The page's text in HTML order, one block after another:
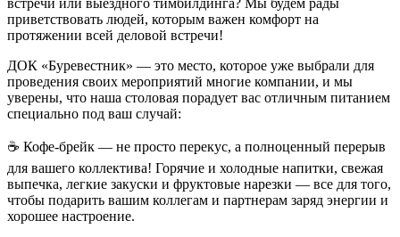
приветствовать людей, которым важен комфорт на
протяжении всей деловой встречи!
ДОК «Буревестник» — это место, которое уже выбрали для
проведения своих мероприятий многие компании, и мы
уверены, что наша столовая порадует вас отличным питанием
специально под ваш случай:
☕ Кофе-брейк — не просто перекус, а полноценный перерыв
для вашего коллектива! Горячие и холодные напитки, свежая
выпечка, легкие закуски и фруктовые нарезки — все для того,
чтобы подарить вашим коллегам и партнерам заряд энергии и
хорошее настроение.